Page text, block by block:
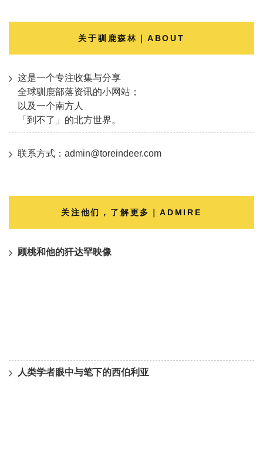
关于驯鹿森林｜ABOUT
这是一个专注收集与分享
全球驯鹿部落资讯的小网站；
以及一个南方人
「到不了」的北方世界。
联系方式：admin@toreindeer.com
关注他们，了解更多｜ADMIRE
顾桃和他的犴达罕映像
人类学者眼中与笔下的西伯利亚